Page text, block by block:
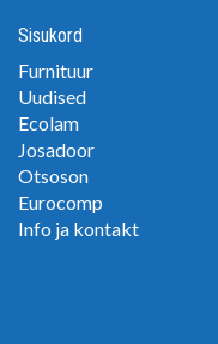
Sisukord
Furnituur
Uudised
Ecolam
Josadoor
Otsoson
Eurocomp
Info ja kontakt